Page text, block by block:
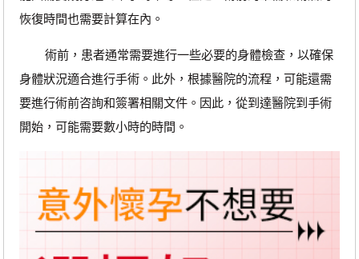
恢復時間也需要計算在內。
術前，患者通常需要進行一些必要的身體檢查，以確保
身體狀況適合進行手術。此外，根據醫院的流程，可能還需
要進行術前咨詢和簽署相關文件。因此，從到達醫院到手術
開始，可能需要數小時的時間。